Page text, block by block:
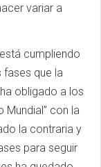
variar a
cumpliendo
que la
obligado a los
Mundial” con la
la contraria y
para seguir